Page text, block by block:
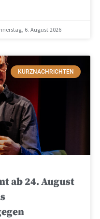
6. August 2026
KURZNACHRICHTEN
ab 24. August